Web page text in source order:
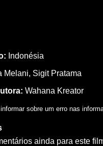
Indonésia
Melani, Sigit Pratama
Wahana Kreator
sobre um erro nas
ainda para este